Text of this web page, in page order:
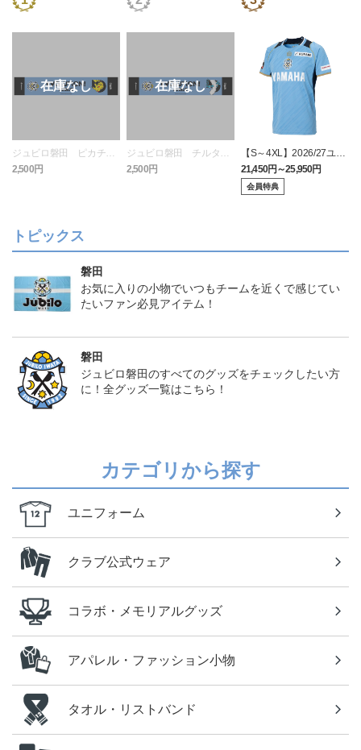
ジュビロ磐田 ピカチュ
ウ タオルマフラー
2,500円
ジュビロ磐田 チルタリ
ス タオルマフラー
2,500円
【S～4XL】2026/27ユニ
フォーム オーセンティッ
クモデル:FP1st
21,450円～25,950円
会員特典
トピックス
磐田
お気に入りの小物でいつもチームを近くで感じてい
たいファン必見アイテム！
磐田
ジュビロ磐田のすべてのグッズをチェックしたい方
に！全グッズ一覧はこちら！
カテゴリから探す
ユニフォーム
クラブ公式ウェア
コラボ・メモリアルグッズ
アパレル・ファッション小物
タオル・リストバンド